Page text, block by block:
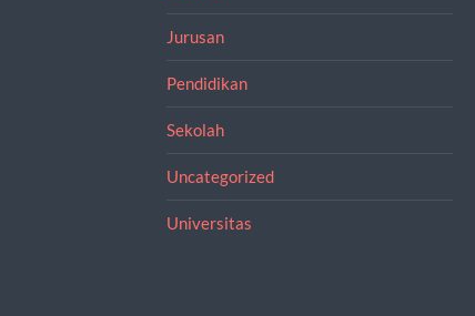
Jurusan
Pendidikan
Sekolah
Uncategorized
Universitas